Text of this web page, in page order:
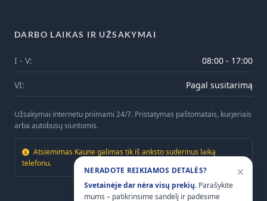
DARBO LAIKAS IR UŽSAKYMAI
I - V: 08:00 - 17:00
VI: Pagal susitarimą
Užsakymai internetu priimami 24/7. Pristatymas paštomatais, kurjeriais
arba autobusų siuntomis.
Atsiėmimas Kaune galimas tik iš anksto suderinus laiką
telefonu.
NERADOTE REIKIAMOS DETALĖS?
Svetainėje dar nėra visų prekių. Parašykite
mums – patikrinsime sandėlį ir padėsime